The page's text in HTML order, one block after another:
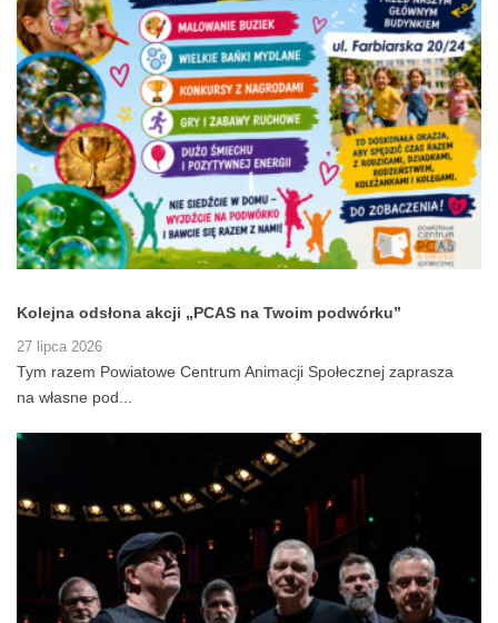
Kolejna odsłona akcji „PCAS na Twoim podwórku”
27 lipca 2026
Tym razem Powiatowe Centrum Animacji Społecznej zaprasza
na własne pod...